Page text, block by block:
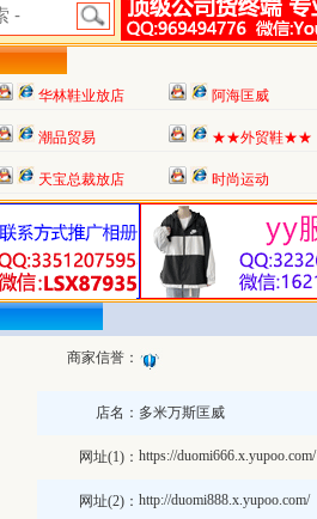
华林鞋业放店 阿海匡威
潮品贸易 ★★外贸鞋★★
天宝总裁放店 时尚运动
商家信誉：
店名： 多米万斯匡威
网址(1)： https://duomi666.x.yupoo.com/
网址(2)： http://duomi888.x.yupoo.com/